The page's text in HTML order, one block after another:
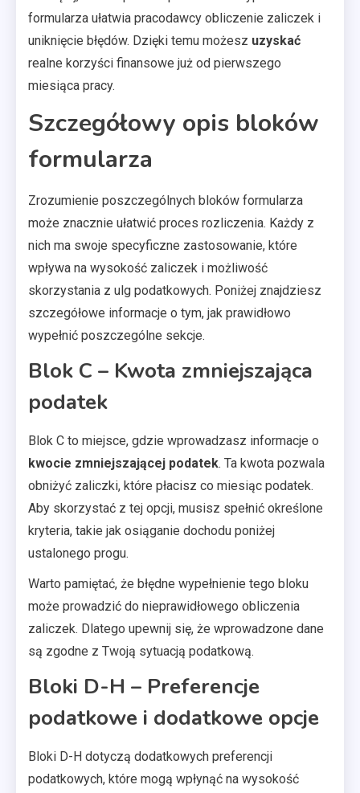
formularza ułatwia pracodawcy obliczenie zaliczek i
uniknięcie błędów. Dzięki temu możesz uzyskać
realne korzyści finansowe już od pierwszego
miesiąca pracy.
Szczegółowy opis bloków
formularza
Zrozumienie poszczególnych bloków formularza
może znacznie ułatwić proces rozliczenia. Każdy z
nich ma swoje specyficzne zastosowanie, które
wpływa na wysokość zaliczek i możliwość
skorzystania z ulg podatkowych. Poniżej znajdziesz
szczegółowe informacje o tym, jak prawidłowo
wypełnić poszczególne sekcje.
Blok C – Kwota zmniejszająca
podatek
Blok C to miejsce, gdzie wprowadzasz informacje o
kwocie zmniejszającej podatek. Ta kwota pozwala
obniżyć zaliczki, które płacisz co miesiąc podatek.
Aby skorzystać z tej opcji, musisz spełnić określone
kryteria, takie jak osiąganie dochodu poniżej
ustalonego progu.
Warto pamiętać, że błędne wypełnienie tego bloku
może prowadzić do nieprawidłowego obliczenia
zaliczek. Dlatego upewnij się, że wprowadzone dane
są zgodne z Twoją sytuacją podatkową.
Bloki D-H – Preferencje
podatkowe i dodatkowe opcje
Bloki D-H dotyczą dodatkowych preferencji
podatkowych, które mogą wpłynąć na wysokość